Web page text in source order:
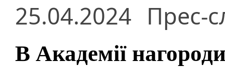
25.04.2024 Прес-
В Академії